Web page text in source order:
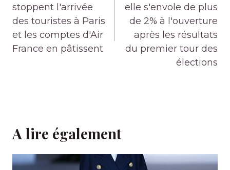
stoppent l'arrivée
des touristes à Paris
et les comptes d'Air
France en pâtissent
elle s'envole de plus
de 2% à l'ouverture
après les résultats
du premier tour des
élections
A lire également